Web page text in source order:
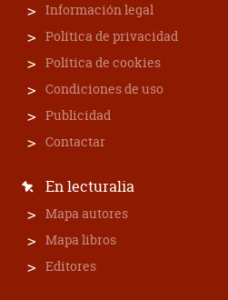
Información legal
Política de privacidad
Política de cookies
Condiciones de uso
Publicidad
Contactar
En lecturalia
Mapa autores
Mapa libros
Editores